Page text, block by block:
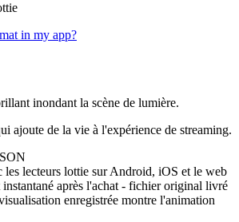
in my app?
inondant la scène de lumière.
ajoute de la vie à l'expérience de streaming.
les lecteurs lottie sur Android, iOS et le web
instantané après l'achat - fichier original livré
enregistrée montre l'animation